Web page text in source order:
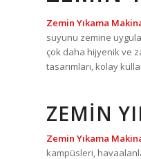
Zemin Yıkama
suyunu zemine
çok daha hijyenik ve
tasarımları, kolay
ZEMIN
Zemin Yıkama
kampüsleri,